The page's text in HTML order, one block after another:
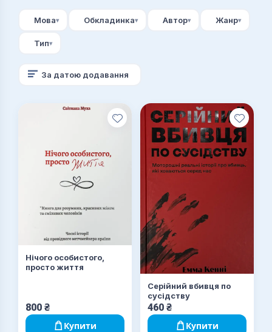
Мова Обкладинка Автор Жанр
Тип
За датою додавання
Нічого особистого,
просто життя
800 ₴
Купити
Серійний вбивця по
сусідству
460 ₴
Купити